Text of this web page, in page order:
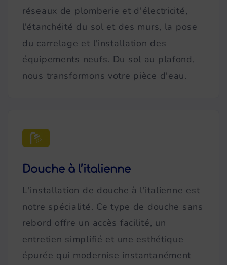
réseaux de plomberie et d'électricité,
l'étanchéité du sol et des murs, la pose
du carrelage et l'installation des
équipements neufs. Du sol au plafond,
nous transformons votre pièce d'eau.
Douche à l’italienne
L'installation de douche à l'italienne est
notre spécialité. Ce type de douche sans
rebord offre un accès facilité, un
entretien simplifié et une esthétique
épurée qui modernise instantanément